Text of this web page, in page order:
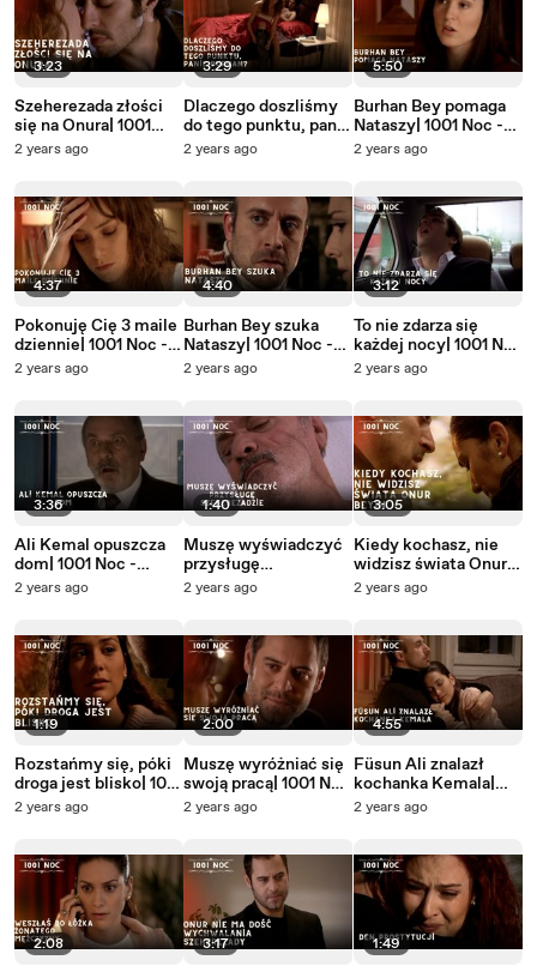
3:23
Szeherezada złości
się na Onura| 1001
Noc - Odcinek 35
2 years ago
4:37
Pokonuję Cię 3 maile
dziennie| 1001 Noc -
Odcinek 34
2 years ago
3:36
Ali Kemal opuszcza
dom| 1001 Noc -
Odcinek 34
2 years ago
1:19
Rozstańmy się, póki
droga jest blisko| 1001
Noc - Odcinek 34
2 years ago
2:08
3:29
Dlaczego doszliśmy
do tego punktu, panie
Burhan?| 1001 Noc -
2 years ago
4:40
Burhan Bey szuka
Nataszy| 1001 Noc -
Odcinek 34
2 years ago
1:40
Muszę wyświadczyć
przysługę
Szeherezadzie| 1001
2 years ago
2:00
Muszę wyróżniać się
swoją pracą| 1001 Noc
- Odcinek 34
2 years ago
3:17
5:50
Burhan Bey pomaga
Nataszy| 1001 Noc -
Odcinek 34
2 years ago
3:12
To nie zdarza się
każdej nocy| 1001 Noc
- Odcinek 34
2 years ago
3:05
Kiedy kochasz, nie
widzisz świata Onur
Beyin| 1001 Noc -
2 years ago
4:55
Füsun Ali znalazł
kochanka Kemala|
1001 Noc - Odcinek
2 years ago
1:49